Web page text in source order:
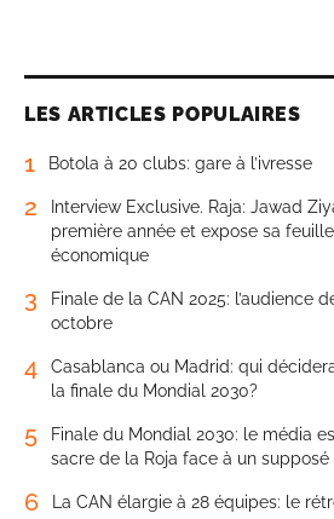
LES ARTICLES POPULAIRES
1 Botola à 20 clubs: gare à l’ivresse
2
Interview Exclusive. Raja: Jawad
première année et expose sa
économique
3
Finale de la CAN 2025: l’audience
octobre
4
Casablanca ou Madrid: qui
la finale du Mondial 2030?
5
Finale du Mondial 2030: le média
sacre de la Roja face à un
6 La CAN élargie à 28 équipes: le